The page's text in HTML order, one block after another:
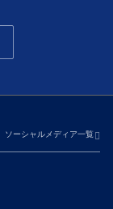
ソーシャルメディア一覧